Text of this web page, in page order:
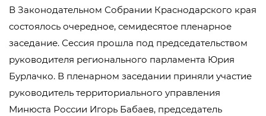
В Законодательном Собрании Краснодарского края
состоялось очередное, семидесятое пленарное
заседание. Сессия прошла под председательством
руководителя регионального парламента Юрия
Бурлачко. В пленарном заседании приняли участие
руководитель территориального управления
Минюста России Игорь Бабаев, председатель